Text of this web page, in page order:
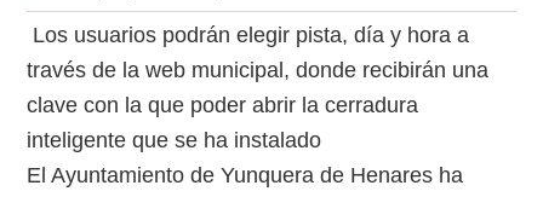
Los usuarios podrán elegir pista, día y hora a
través de la web municipal, donde recibirán una
clave con la que poder abrir la cerradura
inteligente que se ha instalado
El Ayuntamiento de Yunquera de Henares ha